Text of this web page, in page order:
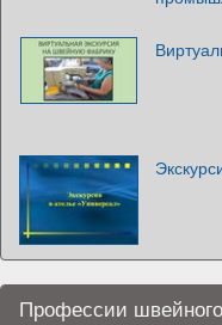
Профессии